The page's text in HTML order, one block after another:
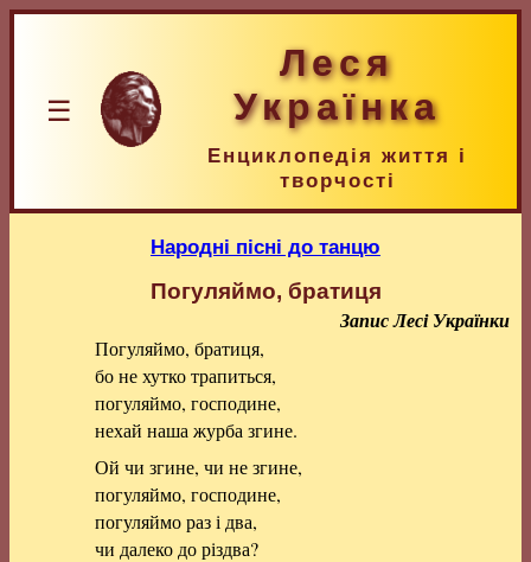
☰
Леся
Українка
Енциклопедія життя і
творчості
Народні пісні до танцю
Погуляймо, братиця
Запис Лесі Українки
Погуляймо, братиця,
бо не хутко трапиться,
погуляймо, господине,
нехай наша журба згине.
Ой чи згине, чи не згине,
погуляймо, господине,
погуляймо раз і два,
чи далеко до різдва?